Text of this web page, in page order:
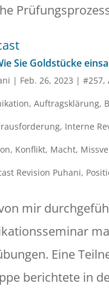
Sie Goldstücke
| Feb. 26, 2023 | #257,
, Auftragsklärung,
, Interne
, Konflikt, Macht,
Revision Puhani,
mir
Eine
berichtete in